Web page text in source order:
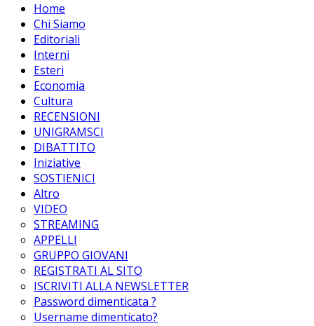
Home
Chi Siamo
Editoriali
Interni
Esteri
Economia
Cultura
RECENSIONI
UNIGRAMSCI
DIBATTITO
Iniziative
SOSTIENICI
Altro
VIDEO
STREAMING
APPELLI
GRUPPO GIOVANI
REGISTRATI AL SITO
ISCRIVITI ALLA NEWSLETTER
Password dimenticata ?
Username dimenticato?